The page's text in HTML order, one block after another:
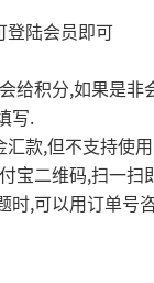
登陆会员即可
会给积分,如果是非
写.
汇款,但不支持使用
宝二维码,扫一扫
时,可以用订单号